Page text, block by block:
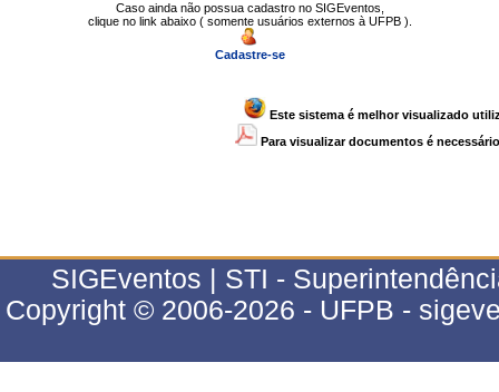
Caso ainda não possua cadastro no SIGEventos,
clique no link abaixo ( somente usuários externos à UFPB ).
Cadastre-se
Este sistema é melhor visualizado
Para visualizar documentos é
SIGEventos | STI -
Copyright © 2006-2026 - UFPB -